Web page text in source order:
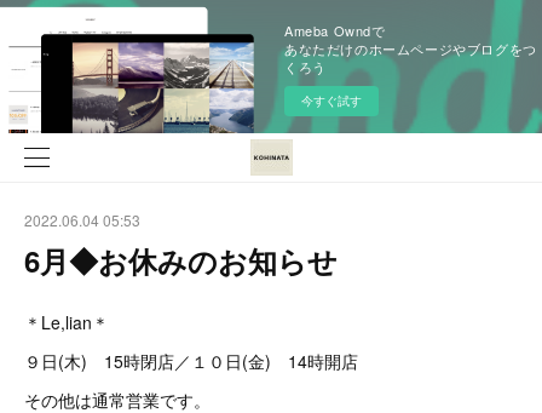
Ameba Owndで
あなただけのホームページやブログをつ
くろう
今すぐ試す
2022.06.04 05:53
6月◆お休みのお知らせ
＊Le,lian＊
９日(木) 15時閉店／１０日(金) 14時開店
その他は通常営業です。